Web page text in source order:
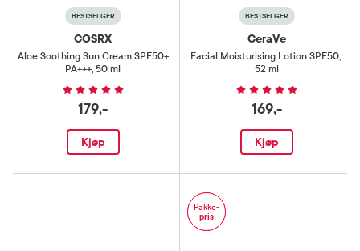
BESTSELGER
COSRX
Aloe Soothing Sun Cream SPF50+
PA+++, 50 ml
179,-
Kjøp
BESTSELGER
CeraVe
Facial Moisturising Lotion SPF50,
52 ml
169,-
Kjøp
Pakke-
pris
cosmica